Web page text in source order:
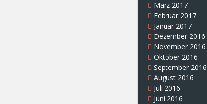
März 2017
Februar 2017
Januar 2017
Dezember 2016
November 2016
Oktober 2016
September 2016
August 2016
Juli 2016
Juni 2016